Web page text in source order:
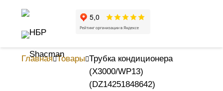
Главная Товары Трубка кондиционера
(X3000/WP13)
(DZ14251848642)